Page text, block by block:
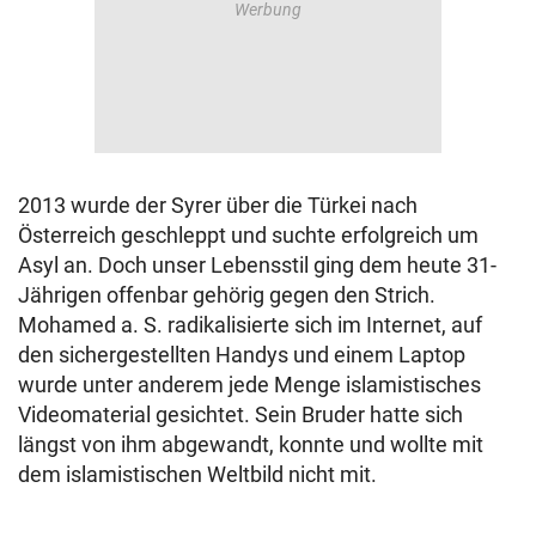
2013 wurde der Syrer über die Türkei nach
Österreich geschleppt und suchte erfolgreich um
Asyl an. Doch unser Lebensstil ging dem heute 31-
Jährigen offenbar gehörig gegen den Strich.
Mohamed a. S. radikalisierte sich im Internet, auf
den sichergestellten Handys und einem Laptop
wurde unter anderem jede Menge islamistisches
Videomaterial gesichtet. Sein Bruder hatte sich
längst von ihm abgewandt, konnte und wollte mit
dem islamistischen Weltbild nicht mit.